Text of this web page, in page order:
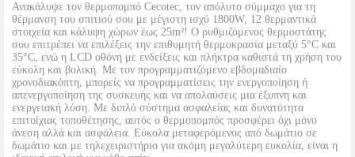
Ανακάλυψε τον θερμοπομπό Cecotec, τον απόλυτο σύμμαχο για τη
θέρμανση του σπιτιού σου με μέγιστη ισχύ 1800W, 12 θερμαντικά
στοιχεία και κάλυψη χώρων έως 25m²! Ο ρυθμιζόμενος θερμοστάτης
σου επιτρέπει να επιλέξεις την επιθυμητή θερμοκρασία μεταξύ 5°C και
35°C, ενώ η LCD οθόνη με ενδείξεις και πλήκτρα καθιστά τη χρήση του
εύκολη και βολική. Με τον προγραμματιζόμενο εβδομαδιαίο
χρονοδιακόπτη, μπορείς να προγραμματίσεις την ενεργοποίηση ή
απενεργοποίηση της συσκευής και να απολαύσεις μια έξυπνη και
ενεργειακή λύση. Με διπλό σύστημα ασφαλείας και δυνατότητα
επιτοίχιας τοποθέτησης, αυτός ο θερμοπομπός προσφέρει όχι μόνο
άνεση αλλά και ασφάλεια. Εύκολα μεταφερόμενος από δωμάτιο σε
δωμάτιο και με τηλεχειριστήριο για ακόμη μεγαλύτερη ευκολία, είναι η